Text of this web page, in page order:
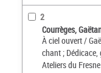
2
Courrèges,
À ciel ouvert /
chant ; Dédicace,
Ateliers du Fresne